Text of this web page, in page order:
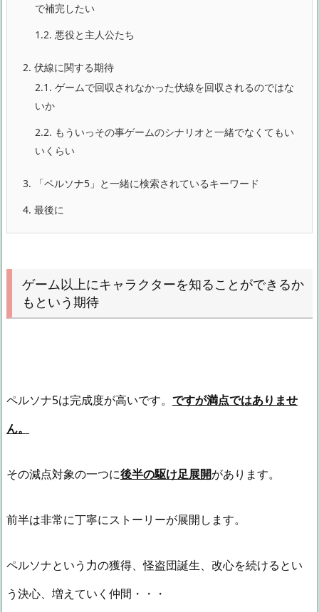
で補完したい
1.2. 悪役と主人公たち
2. 伏線に関する期待
2.1. ゲームで回収されなかった伏線を回収されるのではな
いか
2.2. もういっその事ゲームのシナリオと一緒でなくてもい
いくらい
3. 「ペルソナ5」と一緒に検索されているキーワード
4. 最後に
ゲーム以上にキャラクターを知ることができるか
もという期待
ペルソナ5は完成度が高いです。 ですが満点ではありませ
ん。
その減点対象の一つに後半の駆け足展開があります。
前半は非常に丁寧にストーリーが展開します。
ペルソナという力の獲得、怪盗団誕生、改心を続けるとい
う決心、増えていく仲間・・・